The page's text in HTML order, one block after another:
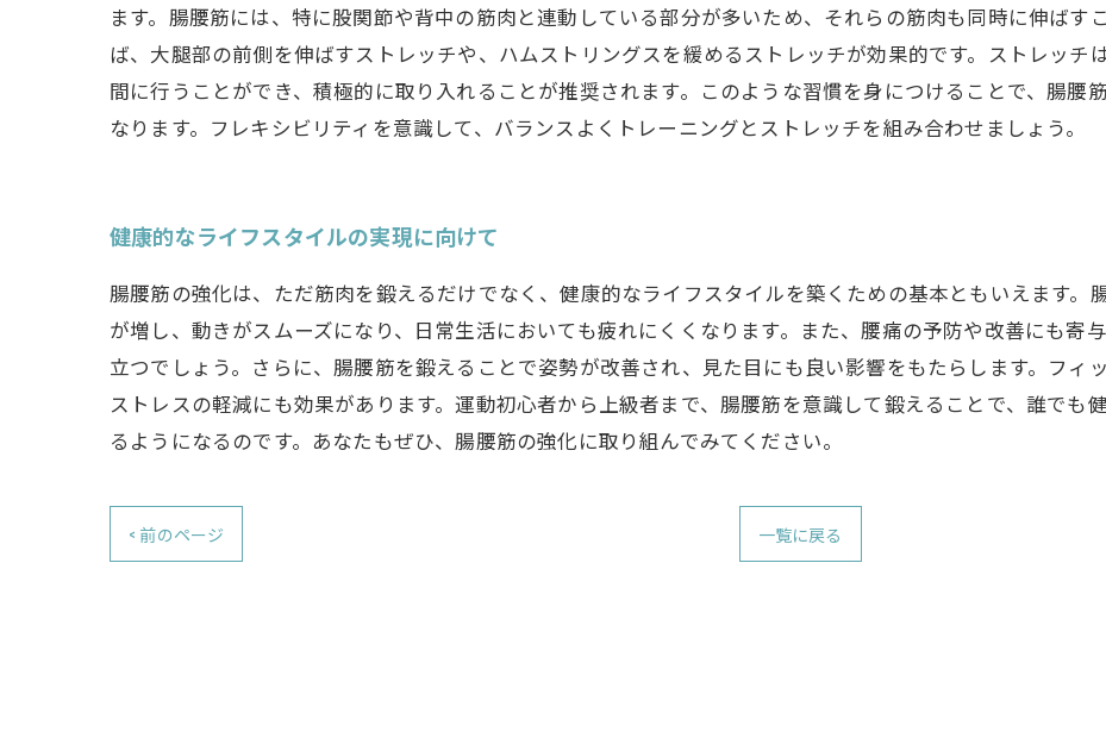
ます。腸腰筋には、特に股関節や背中の筋肉と連動している部分が多いため、それらの筋肉も同時に伸ばす
ば、大腿部の前側を伸ばすストレッチや、ハムストリングスを緩めるストレッチが効果的です。ストレッチ
間に行うことができ、積極的に取り入れることが推奨されます。このような習慣を身につけることで、腸腰
なります。フレキシビリティを意識して、バランスよくトレーニングとストレッチを組み合わせましょう。
健康的なライフスタイルの実現に向けて
腸腰筋の強化は、ただ筋肉を鍛えるだけでなく、健康的なライフスタイルを築くための基本ともいえます。
が増し、動きがスムーズになり、日常生活においても疲れにくくなります。また、腰痛の予防や改善にも寄
立つでしょう。さらに、腸腰筋を鍛えることで姿勢が改善され、見た目にも良い影響をもたらします。フィ
ストレスの軽減にも効果があります。運動初心者から上級者まで、腸腰筋を意識して鍛えることで、誰でも
るようになるのです。あなたもぜひ、腸腰筋の強化に取り組んでみてください。
< 前のページ 一覧に戻る